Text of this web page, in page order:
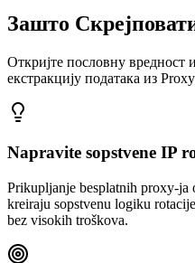
Зашто
Откријте пословну вредност
екстракцију података из
Napravite sopstvene IP
Prikupljanje besplatnih proxy-ja
kreiraju sopstvenu logiku
bez visokih troškova.